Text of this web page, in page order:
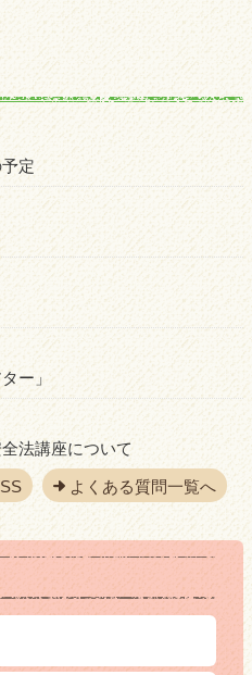
定
ー」
法講座について
よくある質問一覧へ